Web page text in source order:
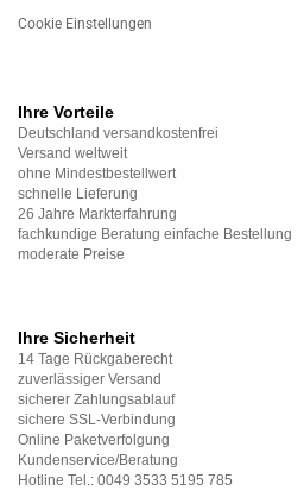
Cookie Einstellungen
Ihre Vorteile
Deutschland versandkostenfrei
Versand weltweit
ohne Mindestbestellwert
schnelle Lieferung
26 Jahre Markterfahrung
fachkundige Beratung einfache Bestellung
moderate Preise
Ihre Sicherheit
14 Tage Rückgaberecht
zuverlässiger Versand
sicherer Zahlungsablauf
sichere SSL-Verbindung
Online Paketverfolgung
Kundenservice/Beratung
Hotline Tel.: 0049 3533 5195 785